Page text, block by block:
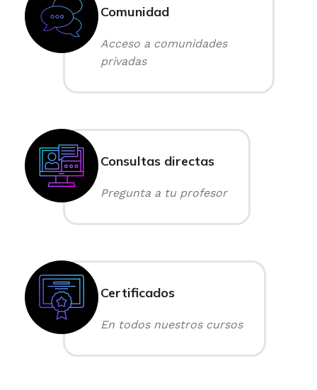
Comunidad
Acceso a comunidades
privadas
Consultas directas
Pregunta a tu profesor
Certificados
En todos nuestros cursos